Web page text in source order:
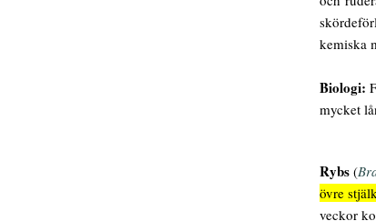
kemiska
Biologi:
mycket
Rybs (
övre
veckor